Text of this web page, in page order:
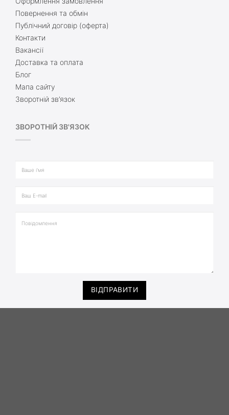
Повернення та обмін
Публічний договір (оферта)
Контакти
Вакансії
Доставка та оплата
Блог
Мапа сайту
Зворотній зв’язок
ЗВОРОТНІЙ ЗВ'ЯЗОК
ВІДПРАВИТИ